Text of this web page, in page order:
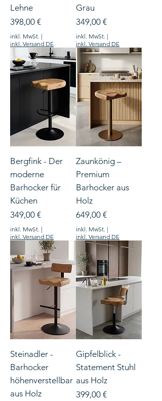
Lehne
Preis
398,00 €
inkl. MwSt. |
inkl. Versand DE
Grau
Preis
349,00 €
inkl. MwSt. |
inkl. Versand DE
Bergfink - Der
moderne
Barhocker für
Küchen
Preis
349,00 €
inkl. MwSt. |
inkl. Versand DE
Zaunkönig –
Premium
Barhocker aus
Holz
Preis
649,00 €
inkl. MwSt. |
inkl. Versand DE
Steinadler -
Barhocker
höhenverstellbar
aus Holz
Gipfelblick -
Statement Stuhl
aus Holz
Preis
399,00 €